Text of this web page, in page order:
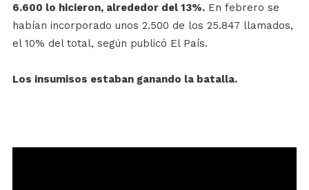
6.600 lo hicieron, alrededor del 13%.En febrero se
habían incorporado unos 2.500 de los 25.847 llamados,
el 10% del total, según publicó El País.
Los insumisos estaban ganando la batalla.